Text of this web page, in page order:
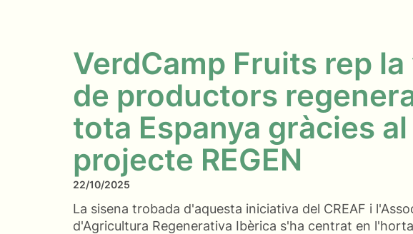
VerdCamp Fruits rep
de productors
tota Espanya gràcies al
projecte REGEN
22/10/2025
La sisena trobada d'aquesta iniciativa del CREAF i
d'Agricultura Regenerativa Ibèrica s'ha centrat en